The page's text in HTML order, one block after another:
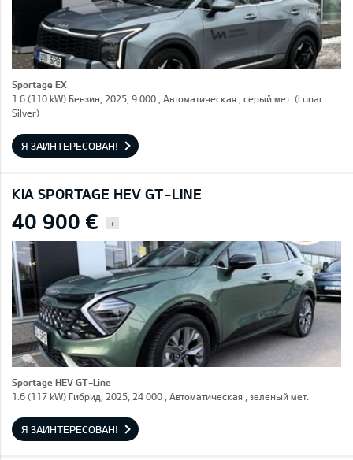
Sportage EX
1.6 (110 kW) Бензин, 2025, 9 000 , Автоматическая , серый мет. (Lunar
Silver)
Я ЗАИНТЕРЕСОВАН!
KIA SPORTAGE HEV GT-LINE
40 900 € i
Sportage HEV GT-Line
1.6 (117 kW) Гибрид, 2025, 24 000 , Автоматическая , зеленый мет.
Я ЗАИНТЕРЕСОВАН!